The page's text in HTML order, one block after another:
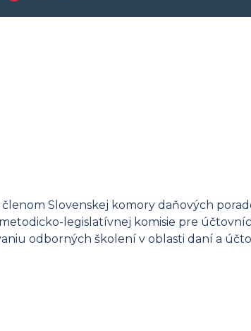
Slovenskej komory daňových
legislatívnej komisie pre
odborných školení v oblasti daní a